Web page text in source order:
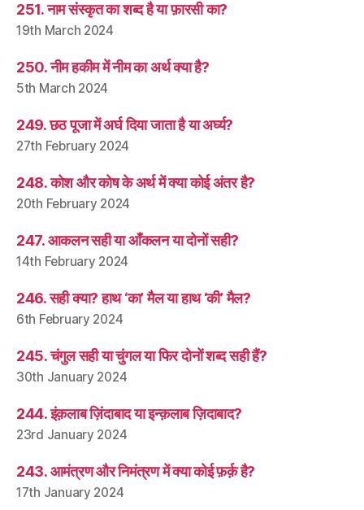
251. नाम संस्कृत का शब्द है या फ़ारसी का?
19th March 2024
250. नीम हकीम में नीम का अर्थ क्या है?
5th March 2024
249. छठ पूजा में अर्घ दिया जाता है या अर्घ्य?
27th February 2024
248. कोश और कोष के अर्थ में क्या कोई अंतर है?
20th February 2024
247. आकलन सही या आँकलन या दोनों सही?
14th February 2024
246. सही क्या? हाथ ‘का’ मैल या हाथ ‘की’ मैल?
6th February 2024
245. चंगुल सही या चुंगल या फिर दोनों शब्द सही हैं?
30th January 2024
244. इंक़लाब ज़िंदाबाद या इन्क़लाब ज़िदाबाद?
23rd January 2024
243. आमंत्रण और निमंत्रण में क्या कोई फ़र्क़ है?
17th January 2024